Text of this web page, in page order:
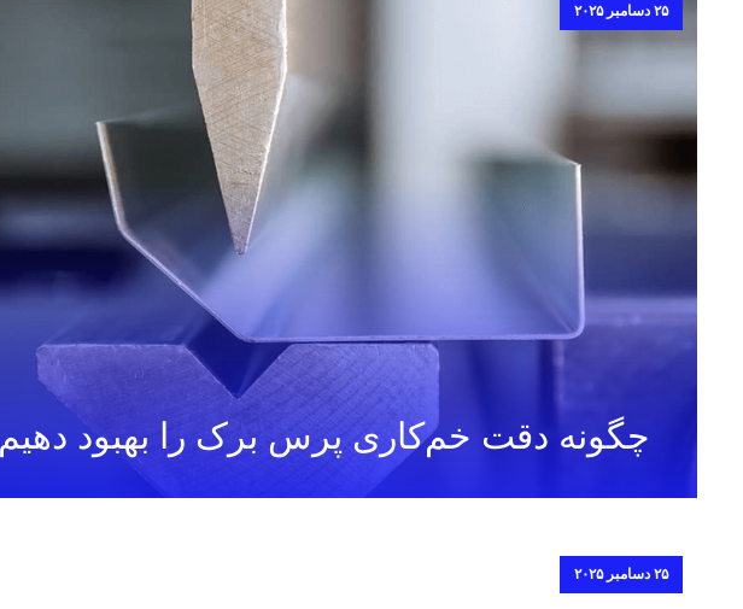
۲۵ دسامبر ۲۰۲۵
چگونه دقت خم‌کاری پرس برک را بهبود دهیم
۲۵ دسامبر ۲۰۲۵